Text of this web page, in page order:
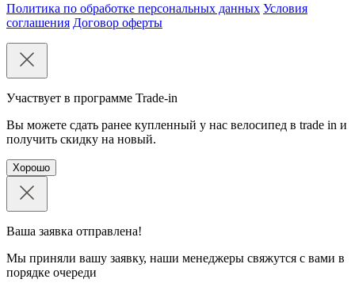
Политика по обработке персональных данных Условия
соглашения Договор оферты
Участвует в программе Trade-in
Вы можете сдать ранее купленный у нас велосипед в trade in и
получить скидку на новый.
Хорошо
Ваша заявка отправлена!
Мы приняли вашу заявку, наши менеджеры свяжутся с вами в
порядке очереди